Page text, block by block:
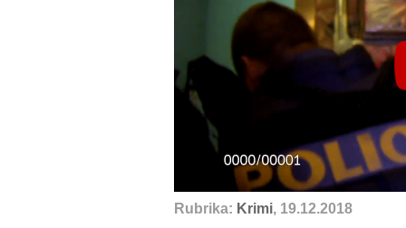
Rubrika: Krimi, 19.12.2018